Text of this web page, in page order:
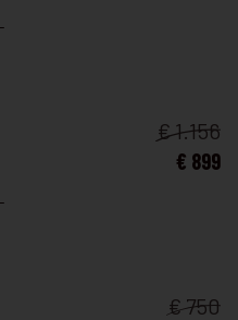
€ 1.156
€ 899
€ 750